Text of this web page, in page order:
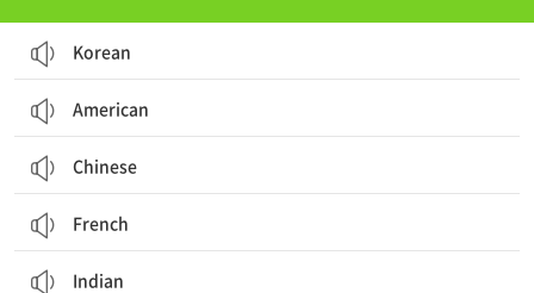
Korean
American
Chinese
French
Indian